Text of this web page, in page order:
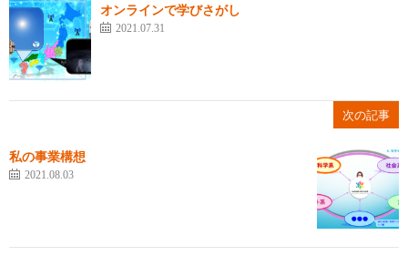
オンラインで学びさがし
2021.07.31
次の記事
私の事業構想
2021.08.03